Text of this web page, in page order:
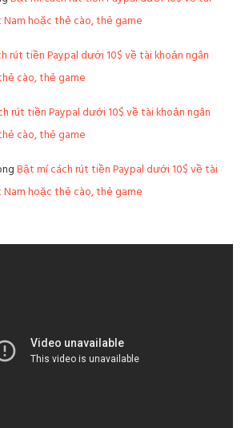
hoặc thẻ cào, thẻ game
rút tiền Paypal dưới 10$ về tài khoản ngân
cào, thẻ game
rút tiền Paypal dưới 10$ về tài khoản ngân
cào, thẻ game
Bật mí cách rút tiền Paypal dưới 10$ về tài
hoặc thẻ cào, thẻ game